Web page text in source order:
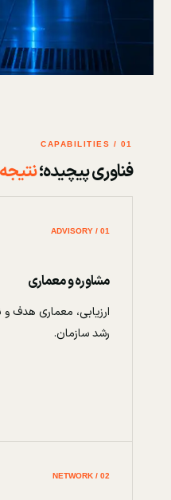
01 / CAPABILITIES
فناوری پیچیده؛
01 / ADVISORY
مشاوره و معماری
ارزیابی، معماری هدف و
رشد سازمان.
02 / NETWORK